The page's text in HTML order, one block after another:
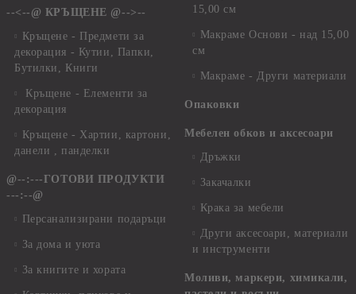
--<--@ КРЪЩЕНЕ @-->--
Кръщене - Предмети за
декорация - Кутии, Папки,
Бутилки, Книги
Кръщене - Елементи за
декорация
Кръщене - Хартии, картони,
данели , панделки
@--:---ГОТОВИ ПРОДУКТИ
---:--@
Персанализирани подаръци
За дома и уюта
За книгите и хората
15,00 см
Макраме Основи - над 15,00
см
Макраме - Други материали
Опаковки
Мебелен обков и аксесоари
Дръжки
Закачалки
Крака за мебели
Други аксесоари, материали
и инструменти
Моливи, маркери, химикали,